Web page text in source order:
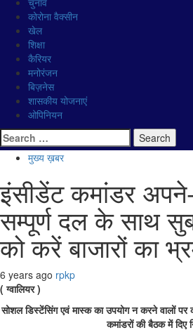
कोरोना वैक्सीन
खेल
शिक्षा
कैरियर
मनोरंजन
बिज़नेस
शासकीय योजनाएं
ओपिनियन
Search for:
मुख्य ख़बर
इंसीडेंट कमांडर
सम्पूर्ण दल के साथ
को करें बाजारों का
6 years ago rpkp
( ग्वालियर )
सोशल डिस्टेंसिंग एवं मास्क का उपयोग न करने वालों पर
कमांडरों की बैठक में दिए